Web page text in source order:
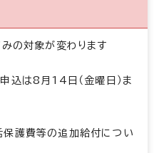
の対象が変わります
込は8月14日（金曜日）ま
護費等の追加給付につい